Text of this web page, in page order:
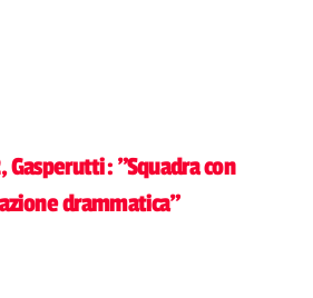
Gasperutti: "Squadra con
drammatica"